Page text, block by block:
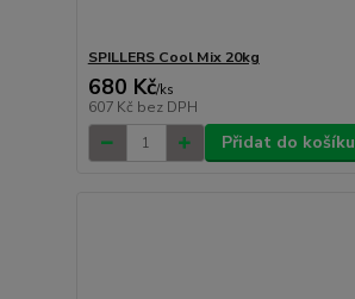
SPILLERS Cool Mix 20kg
680 Kč/ks
607 Kč bez DPH
Přidat do košíku